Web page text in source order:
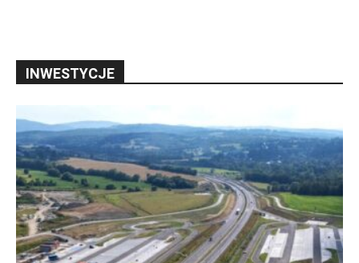
INWESTYCJE